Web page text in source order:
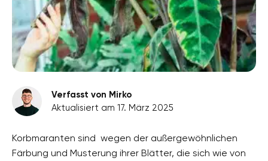
Verfasst von Mirko
Aktualisiert am 17. März 2025
Korbmaranten sind wegen der außergewöhnlichen
Färbung und Musterung ihrer Blätter, die sich wie von